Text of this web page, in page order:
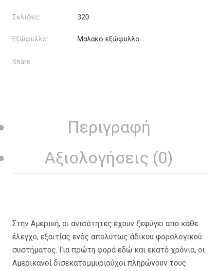
Σελίδες: 320
Εξώφυλλο: Μαλακό εξώφυλλο
Share
Περιγραφή
Αξιολογήσεις (0)
Στην Αμερική, οι ανισότητες έχουν ξεφύγει από κάθε
έλεγχο, εξαιτίας ενός απολύτως άδικου φορολογικού
συστήματος. Για πρώτη φορά εδώ και εκατό χρόνια, οι
Αμερικανοί δισεκατομμυριούχοι πληρώνουν τους